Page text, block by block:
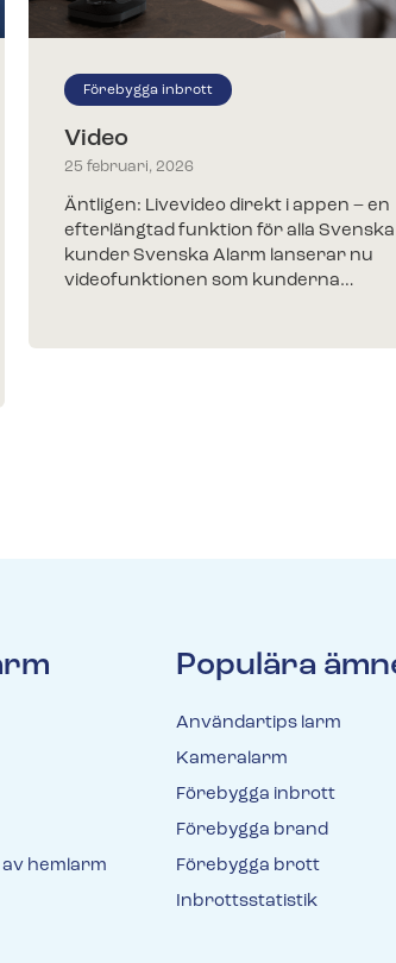
Förebygga inbrott
Video
25 februari, 2026
Äntligen: Livevideo direkt i appen – en
efterlängtad funktion för alla
kunder Svenska Alarm lanserar nu
videofunktionen som kunderna…
hemlarm
Populära
Användartips larm
Kameralarm
Förebygga inbrott
Förebygga brand
Förebygga brott
Inbrottsstatistik